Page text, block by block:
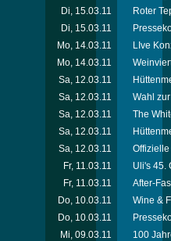
Di, 15.03.11
Roter
Di, 15.03.11
Mo, 14.03.11
LIve
Mo, 14.03.11
Sa, 12.03.11
Sa, 12.03.11
Wahl
Sa, 12.03.11
The
Sa, 12.03.11
Sa, 12.03.11
Fr, 11.03.11
Uli's 45.
Fr, 11.03.11
After-
Do, 10.03.11
Wine &
Do, 10.03.11
Mi, 09.03.11
100